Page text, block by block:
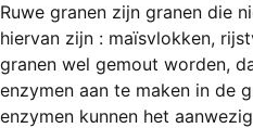
Ruwe granen zijn granen die
hiervan zijn : maïsvlokken,
granen wel gemout worden,
enzymen aan te maken in de
enzymen kunnen het